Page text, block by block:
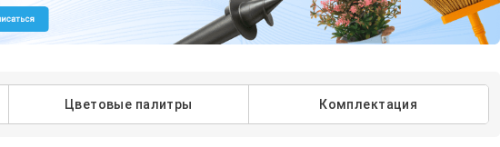
Цветовые палитры Комплектация